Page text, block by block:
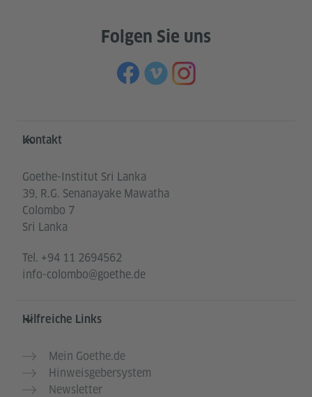
Folgen Sie uns
Service- und Informationsbereich
Kontakt
Goethe-Institut Sri Lanka
39, R.G. Senanayake Mawatha
Colombo 7
Sri Lanka
Tel. +94 11 2694562
info-colombo@goethe.de
Hilfreiche Links
Mein Goethe.de
Hinweisgebersystem
Newsletter